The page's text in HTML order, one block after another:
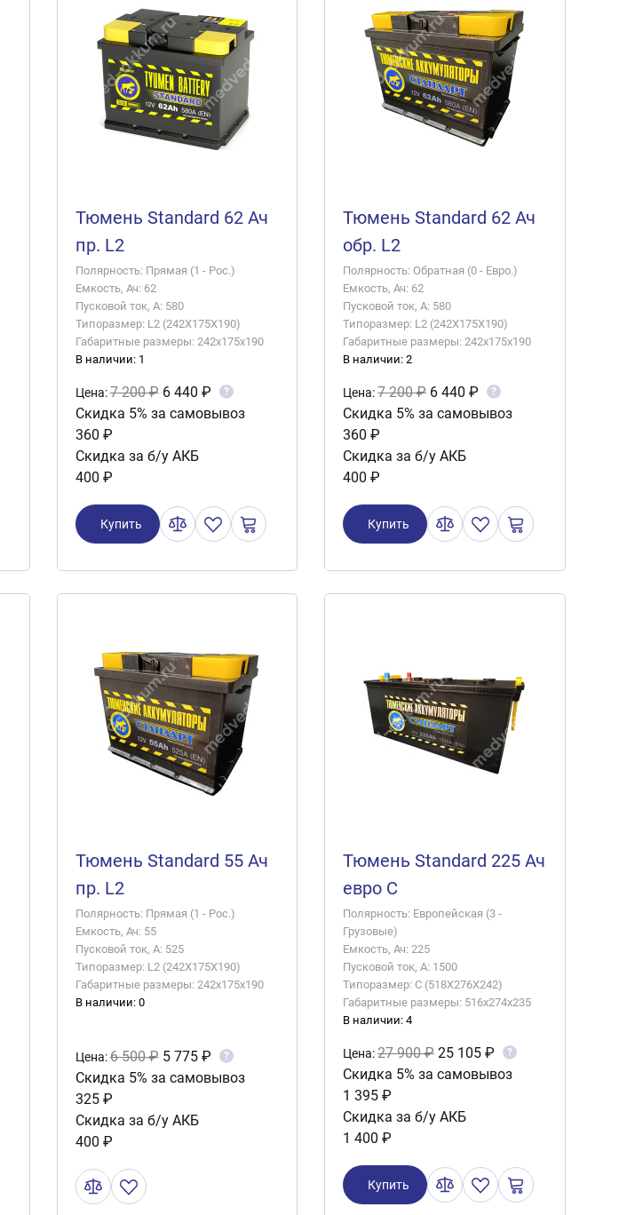
Тюмень Standard 62 Ач
пр. L2
Полярность: Прямая (1 - Рос.)
Емкость, Ач: 62
Пусковой ток, А: 580
Типоразмер: L2 (242X175X190)
Габаритные размеры: 242x175x190
В наличии: 1
Цена:7 200 ₽ 6 440 ₽ ?
Скидка 5% за самовывоз
360 ₽
Скидка за б/у АКБ
400 ₽
Купить
Тюмень Standard 62 Ач
обр. L2
Полярность: Обратная (0 - Евро.)
Емкость, Ач: 62
Пусковой ток, А: 580
Типоразмер: L2 (242X175X190)
Габаритные размеры: 242x175x190
В наличии: 2
Цена:7 200 ₽ 6 440 ₽ ?
Скидка 5% за самовывоз
360 ₽
Скидка за б/у АКБ
400 ₽
Купить
Тюмень Standard 55 Ач
пр. L2
Полярность: Прямая (1 - Рос.)
Емкость, Ач: 55
Пусковой ток, А: 525
Типоразмер: L2 (242X175X190)
Габаритные размеры: 242x175x190
В наличии: 0
Цена:6 500 ₽ 5 775 ₽ ?
Скидка 5% за самовывоз
325 ₽
Скидка за б/у АКБ
400 ₽
Тюмень Standard 225 Ач
евро C
Полярность: Европейская (3 -
Грузовые)
Емкость, Ач: 225
Пусковой ток, А: 1500
Типоразмер: C (518X276X242)
Габаритные размеры: 516x274x235
В наличии: 4
Цена:27 900 ₽ 25 105 ₽ ?
Скидка 5% за самовывоз
1 395 ₽
Скидка за б/у АКБ
1 400 ₽
Купить